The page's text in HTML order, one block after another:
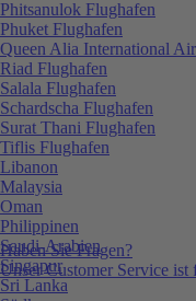
Haben Sie Fragen?
Unser Customer Service ist
Phitsanulok Flughafen
Phuket Flughafen
Queen Alia International
Riad Flughafen
Salala Flughafen
Schardscha Flughafen
Surat Thani Flughafen
Tiflis Flughafen
Libanon
Malaysia
Oman
Philippinen
Saudi-Arabien
Singapur
Sri Lanka